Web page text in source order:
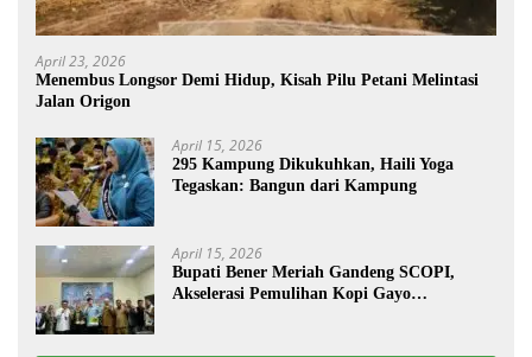
April 23, 2026
Menembus Longsor Demi Hidup, Kisah Pilu Petani Melintasi
Jalan Origon
April 15, 2026
295 Kampung Dikukuhkan, Haili Yoga
Tegaskan: Bangun dari Kampung
April 15, 2026
Bupati Bener Meriah Gandeng SCOPI,
Akselerasi Pemulihan Kopi Gayo